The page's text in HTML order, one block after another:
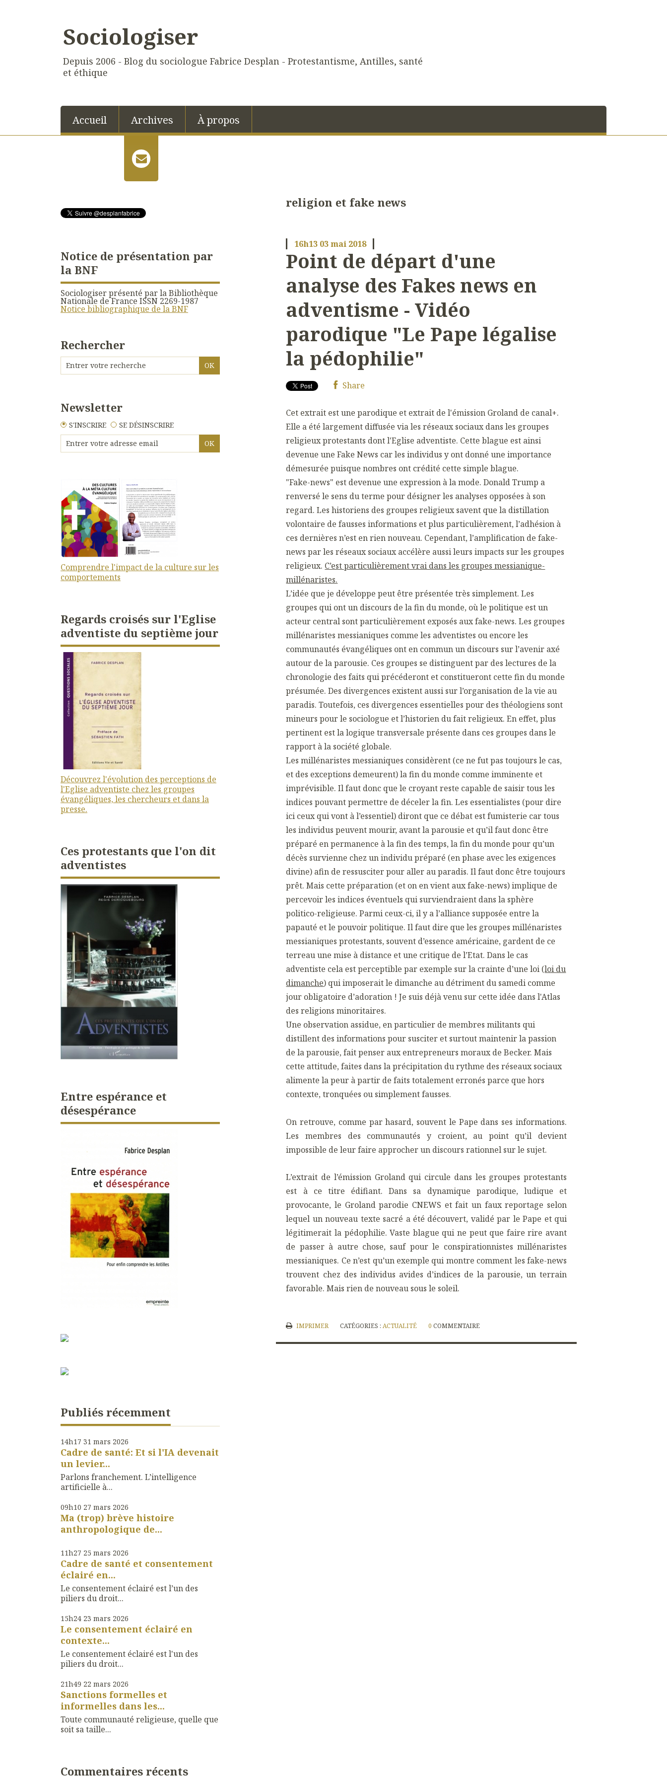
Sociologiser
Depuis 2006 - Blog du sociologue Fabrice Desplan - Protestantisme, Antilles, santé
et éthique
Accueil Archives À propos
Notice de présentation par
la BNF
Sociologiser présenté par la Bibliothèque
Nationale de France ISSN 2269-1987
Notice bibliographique de la BNF
Rechercher
Newsletter
S'INSCRIRE SE DÉSINSCRIRE
Comprendre l'impact de la culture sur les
comportements
Regards croisés sur l'Eglise
adventiste du septième jour
Découvrez l'évolution des perceptions de
l'Eglise adventiste chez les groupes
évangéliques, les chercheurs et dans la
presse.
Ces protestants que l'on dit
adventistes
Entre espérance et
désespérance
Publiés récemment
14h17 31 mars 2026
Cadre de santé: Et si l'IA devenait
un levier...
Parlons franchement. L’intelligence
artificielle à...
09h10 27 mars 2026
Ma (trop) brève histoire
anthropologique de...
11h27 25 mars 2026
Cadre de santé et consentement
éclairé en...
Le consentement éclairé est l’un des
piliers du droit...
15h24 23 mars 2026
Le consentement éclairé en
contexte...
Le consentement éclairé est l'un des
piliers du droit...
21h49 22 mars 2026
Sanctions formelles et
informelles dans les...
Toute communauté religieuse, quelle que
soit sa taille...
Commentaires récents
religion et fake news
16h13 03mai 2018
Point de départ d'une
analyse des Fakes news en
adventisme - Vidéo
parodique "Le Pape légalise
la pédophilie"
Share
Cet extrait est une parodique et extrait de l'émission Groland de canal+.
Elle a été largement diffusée via les réseaux sociaux dans les groupes
religieux protestants dont l'Eglise adventiste. Cette blague est ainsi
devenue une Fake News car les individus y ont donné une importance
démesurée puisque nombres ont crédité cette simple blague.
"Fake-news" est devenue une expression à la mode. Donald Trump a
renversé le sens du terme pour désigner les analyses opposées à son
regard. Les historiens des groupes religieux savent que la distillation
volontaire de fausses informations et plus particulièrement, l’adhésion à
ces dernières n’est en rien nouveau. Cependant, l’amplification de fake-
news par les réseaux sociaux accélère aussi leurs impacts sur les groupes
religieux. C’est particulièrement vrai dans les groupes messianique-
millénaristes.
L’idée que je développe peut être présentée très simplement. Les
groupes qui ont un discours de la fin du monde, où le politique est un
acteur central sont particulièrement exposés aux fake-news.Les groupes
millénaristes messianiques comme les adventistes ou encore les
communautés évangéliques ont en commun un discours sur l’avenir axé
autour de la parousie. Ces groupes se distinguent par des lectures de la
chronologie des faits qui précéderont et constitueront cette fin du monde
présumée. Des divergences existent aussi sur l’organisation de la vie au
paradis. Toutefois, ces divergences essentielles pour des théologiens sont
mineurs pour le sociologue et l’historien du fait religieux. En effet, plus
pertinent est la logique transversale présente dans ces groupes dans le
rapport à la société globale.
Les millénaristes messianiques considèrent (ce ne fut pas toujours le cas,
et des exceptions demeurent) la fin du monde comme imminente et
imprévisible. Il faut donc que le croyant reste capable de saisir tous les
indices pouvant permettre de déceler la fin. Les essentialistes (pour dire
ici ceux qui vont à l’essentiel) diront que ce débat est fumisterie car tous
les individus peuvent mourir, avant la parousie et qu’il faut donc être
préparé en permanence à la fin des temps, la fin du monde pour qu’un
décès survienne chez un individu préparé (en phase avec les exigences
divine) afin de ressusciter pour aller au paradis.Il faut donc être toujours
prêt. Mais cette préparation (et on en vient aux fake-news) implique de
percevoir les indices éventuels qui surviendraient dans la sphère
politico-religieuse. Parmi ceux-ci, il y a l’alliance supposée entre la
papauté et le pouvoir politique. Il faut dire que les groupes millénaristes
messianiques protestants, souvent d’essence américaine, gardent de ce
terreau une mise à distance et une critique de l’Etat. Dans le cas
adventiste cela est perceptible par exemple sur la crainte d’une loi (loi du
dimanche) qui imposerait le dimanche au détriment du samedi comme
jour obligatoire d’adoration ! Je suis déjà venu sur cette idée dans l'Atlas
des religions minoritaires.
Une observation assidue, en particulier de membres militants qui
distillent des informations pour susciter et surtout maintenir la passion
de la parousie, fait penser aux entrepreneurs moraux de Becker. Mais
cette attitude, faites dans la précipitation du rythme des réseaux sociaux
alimente la peur à partir de faits totalement erronés parce que hors
contexte, tronquées ou simplement fausses.
On retrouve, comme par hasard, souvent le Pape dans ses informations.
Les membres des communautés y croient, au point qu’il devient
impossible de leur faire approcher un discours rationnel sur le sujet.
L’extrait de l’émission Groland qui circule dans les groupes protestants
est à ce titre édifiant. Dans sa dynamique parodique, ludique et
provocante, le Groland parodie CNEWS et fait un faux reportage selon
lequel un nouveau texte sacré a été découvert, validé par le Pape et qui
légitimerait la pédophilie. Vaste blague qui ne peut que faire rire avant
de passer à autre chose, sauf pour le conspirationnistes millénaristes
messianiques. Ce n’est qu’un exemple qui montre comment les fake-news
trouvent chez des individus avides d’indices de la parousie, un terrain
favorable. Mais rien de nouveau sous le soleil.
IMPRIMER CATÉGORIES : ACTUALITÉ 0 COMMENTAIRE